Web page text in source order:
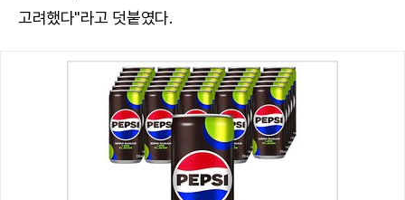
고려했다"라고 덧붙였다.